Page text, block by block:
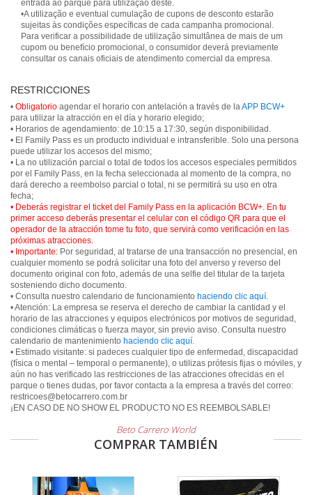
entrada ao parque para utilização deste.
•A utilização e eventual cumulação de cupons de desconto estarão
sujeitas às condições específicas de cada campanha promocional.
Para verificar a possibilidade de utilização simultânea de mais de um
cupom ou benefício promocional, o consumidor deverá previamente
consultar os canais oficiais de atendimento comercial da empresa.
RESTRICCIONES
• Obligatorio agendar el horario con antelación a través de laAPP BCW+
para utilizar la atracción en el día y horario elegido;
• Horarios de agendamiento: de 10:15 a 17:30, según disponibilidad.
• El Family Pass es un producto individual e intransferible. Solo una persona
puede utilizar los accesos del mismo;
• La no utilización parcial o total de todos los accesos especiales permitidos
por el Family Pass, en la fecha seleccionada al momento de la compra, no
dará derecho a reembolso parcial o total, ni se permitirá su uso en otra
• Deberás registrar el ticket del Family Pass en la aplicación BCW+. En tu
primer acceso deberás presentar el celular con el código QR para que el
operador de la atracción tome tu foto, que servirá como verificación en las
próximas atracciones.
• Importante: Por seguridad, al tratarse de una transacción no presencial, en
cualquier momento se podrá solicitar una foto del anverso y reverso del
documento original con foto, además de una selfie del titular de la tarjeta
sosteniendo dicho documento.
• Consulta nuestro calendario de funcionamiento haciendo clic aquí.
• Atención: La empresa se reserva el derecho de cambiar la cantidad y el
horario de las atracciones y equipos electrónicos por motivos de seguridad,
condiciones climáticas o fuerza mayor, sin previo aviso. Consulta nuestro
calendario de mantenimiento haciendo clic aquí.
• Estimado visitante: si padeces cualquier tipo de enfermedad, discapacidad
(física o mental – temporal o permanente), o utilizas prótesis fijas o móviles, y
aún no has verificado las restricciones de las atracciones ofrecidas en el
parque o tienes dudas, por favor contacta a la empresa a través del correo:
restricoes@betocarrero.com.br
¡EN CASO DE NO SHOW EL PRODUCTO NO ES REEMBOLSABLE!
Beto Carrero World
COMPRAR TAMBIÉN